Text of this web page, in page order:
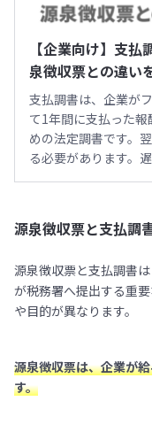
【企業向け】支
泉徴収票との違い
支払調書は、企業が
て1年間に支払った
めの法定調書です。
る必要があります。
源泉徴収票と支払調
源泉徴収票と支払調書
が税務署へ提出する重
や目的が異なります。
源泉徴収票は、企業が
す。